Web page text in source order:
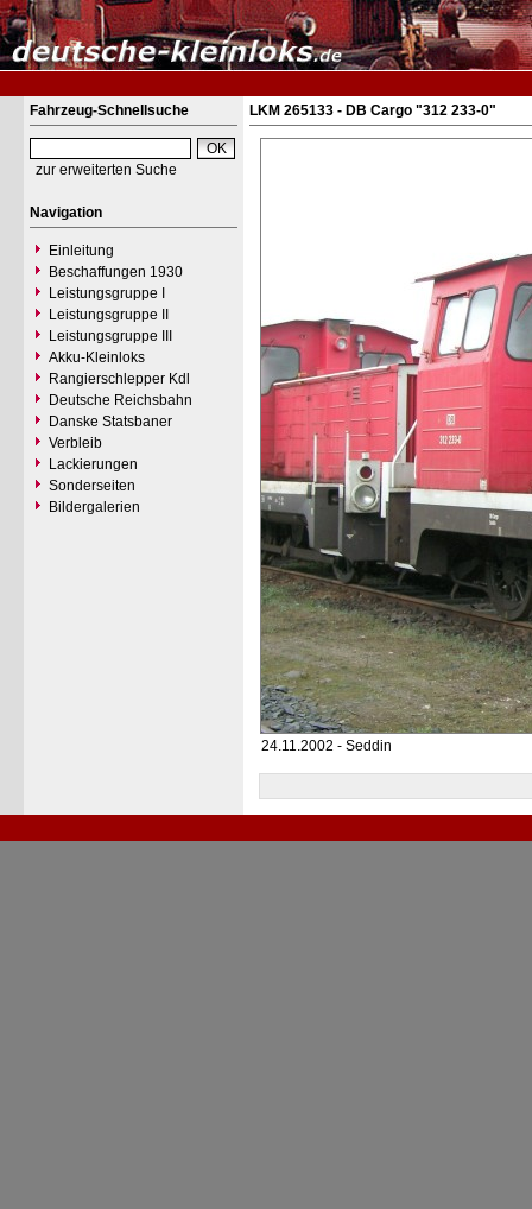
Fahrzeug-Schnellsuche
zur erweiterten Suche
Navigation
Einleitung
Beschaffungen 1930
Leistungsgruppe I
Leistungsgruppe II
Leistungsgruppe III
Akku-Kleinloks
Rangierschlepper Kdl
Deutsche Reichsbahn
Danske Statsbaner
Verbleib
Lackierungen
Sonderseiten
Bildergalerien
LKM 265133 - DB Cargo "312 233-0"
24.11.2002 - Seddin